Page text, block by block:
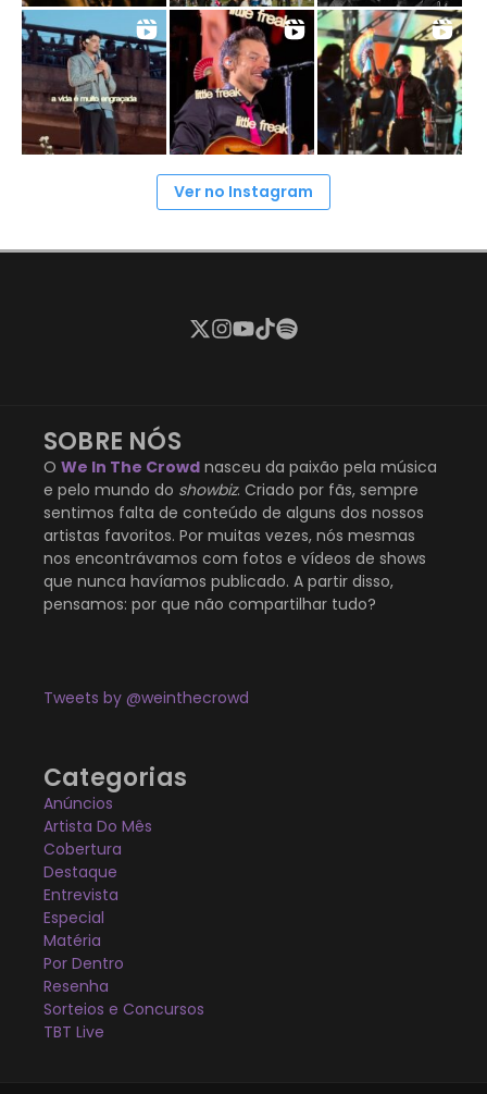
Ver no Instagram
SOBRE NÓS
O We In The Crowd nasceu da paixão pela música
e pelo mundo do showbiz. Criado por fãs, sempre
sentimos falta de conteúdo de alguns dos nossos
artistas favoritos. Por muitas vezes, nós mesmas
nos encontrávamos com fotos e vídeos de shows
que nunca havíamos publicado. A partir disso,
pensamos: por que não compartilhar tudo?
Tweets by @weinthecrowd
Categorias
Anúncios
Artista Do Mês
Cobertura
Destaque
Entrevista
Especial
Matéria
Por Dentro
Resenha
Sorteios e Concursos
TBT Live